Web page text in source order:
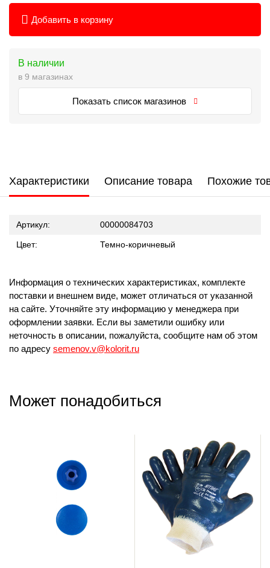
Добавить в корзину
В наличии
в 9 магазинах
Показать список магазинов
Характеристики Описание товара Похожие
Артикул: 00000084703
Цвет: Темно-коричневый
Информация о технических характеристиках, комплекте
поставки и внешнем виде, может отличаться от указанной
на сайте. Уточняйте эту информацию у менеджера при
оформлении заявки. Если вы заметили ошибку или
неточность в описании, пожалуйста, сообщите нам об этом
по адресу semenov.v@kolorit.ru
Может понадобиться